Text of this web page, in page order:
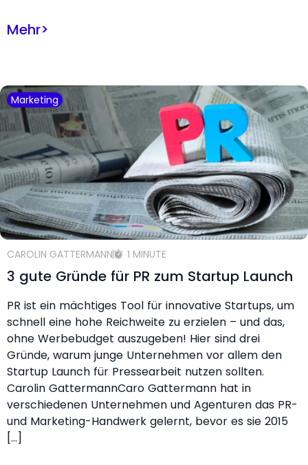
Mehr>
Marketing
CAROLIN GATTERMANN 1 MINUTE
3 gute Gründe für PR zum Startup Launch
PR ist ein mächtiges Tool für innovative Startups, um
schnell eine hohe Reichweite zu erzielen – und das,
ohne Werbebudget auszugeben! Hier sind drei
Gründe, warum junge Unternehmen vor allem den
Startup Launch für Pressearbeit nutzen sollten.
Carolin GattermannCaro Gattermann hat in
verschiedenen Unternehmen und Agenturen das PR-
und Marketing-Handwerk gelernt, bevor es sie 2015
[…]